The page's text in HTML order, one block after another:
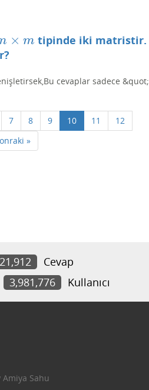
× m
× m
tipinde iki matristir.
cevaplar sadece
7 8 9 10 11
12
»
21,912
Cevap
3,981,776 Kullanıcı
Amiya Sahu